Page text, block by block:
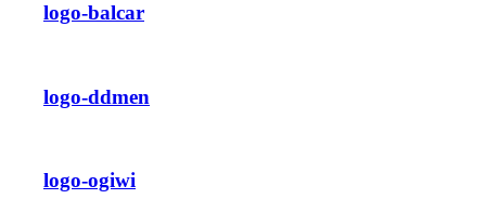
logo-balcar
logo-ddmen
logo-ogiwi